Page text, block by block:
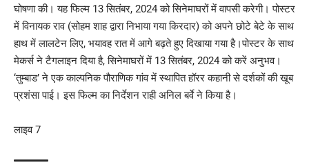
घोषणा की। यह फिल्म 13 सितंबर, 2024 को सिनेमाघरों में वापसी करेगी। पोस्टर
में विनायक राव (सोहम शाह द्वारा निभाया गया किरदार) को अपने छोटे बेटे के साथ
हाथ में लालटेन लिए, भयावह रात में आगे बढ़ते हुए दिखाया गया है।पोस्टर के साथ
मेकर्स ने टैगलाइन दिया है, सिनेमाघरों में 13 सितंबर, 2024 को करें अनुभव।
‘तुम्बाड’ ने एक काल्पनिक पौराणिक गांव में स्थापित हॉरर कहानी से दर्शकों की खूब
प्रशंसा पाई। इस फिल्म का निर्देशन राही अनिल बर्वे ने किया है।
लाइव 7